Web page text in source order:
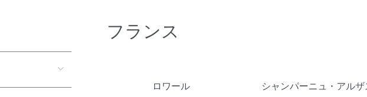
フランス
ロワール
シャンパーニュ・アル